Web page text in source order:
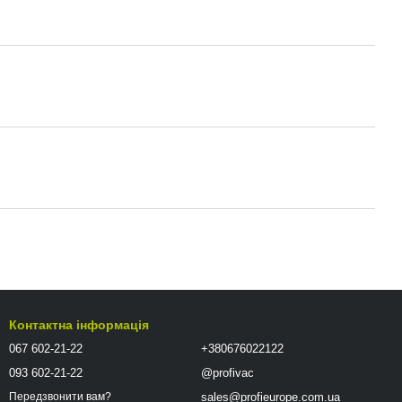
Контактна інформація
067 602-21-22
093 602-21-22
Передзвонити вам?
+380676022122
@profivac
sales@profieurope.com.ua